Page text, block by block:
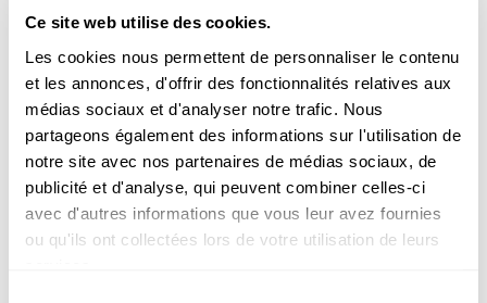
Ce site web utilise des cookies.
Les cookies nous permettent de personnaliser le contenu
et les annonces, d'offrir des fonctionnalités relatives aux
médias sociaux et d'analyser notre trafic. Nous
partageons également des informations sur l'utilisation de
notre site avec nos partenaires de médias sociaux, de
publicité et d'analyse, qui peuvent combiner celles-ci
avec d'autres informations que vous leur avez fournies
ou qu'ils ont collectées lors de votre utilisation de leurs
Test réussi de la mégafusée Starship, le premier
depuisl'entréeen Bourse de SpaceX